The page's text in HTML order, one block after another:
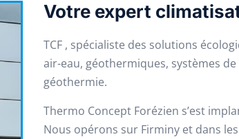
Votre expert
TCF , spécialiste des solutions
air-eau, géothermiques, systèmes
géothermie.
Thermo Concept Forézien s’est
Nous opérons sur Firminy et dans